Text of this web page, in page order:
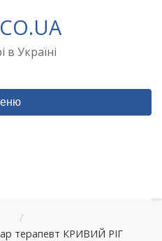
в Україні
/
терапевт КРИВИЙ РІГ